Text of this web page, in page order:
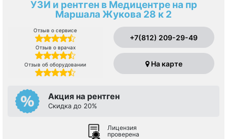
УЗИ и рентген в Медицентре на пр
Маршала Жукова 28 к 2
Отзыв о сервисе
Отзыв о врачах
Отзыв об оборудовании
+7(812) 209-29-49
На карте
Акция на рентген
Скидка до 20%
Лицензия
проверена